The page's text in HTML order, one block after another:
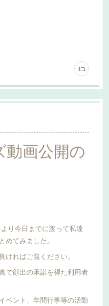
画公開の
り今日までに渡って私達
めてみました。
ければご覧ください。
で顔出の承諾を得た利用者
ベント、年間行事等の活動